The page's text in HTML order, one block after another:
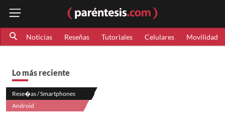
Noticias Reseñas Tutoriales Celulares Movilidad
Lo más reciente
Rese�as / Smartphones
Android